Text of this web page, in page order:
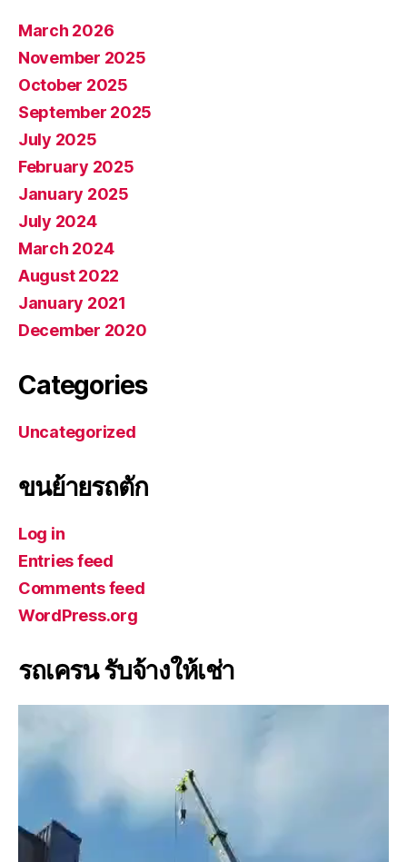
March 2026
November 2025
October 2025
September 2025
July 2025
February 2025
January 2025
July 2024
March 2024
August 2022
January 2021
December 2020
Categories
Uncategorized
ขนย้ายรถตัก
Log in
Entries feed
Comments feed
WordPress.org
รถเครน รับจ้างให้เช่า
l